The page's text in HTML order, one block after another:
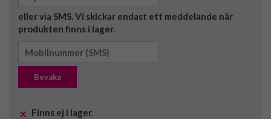
eller via SMS. Vi skickar endast ett meddelande när
produkten finns i lager.
Bevaka
Finns ej i lager.